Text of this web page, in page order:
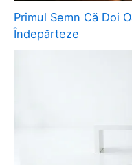
Primul Semn Că Doi
Îndepărteze